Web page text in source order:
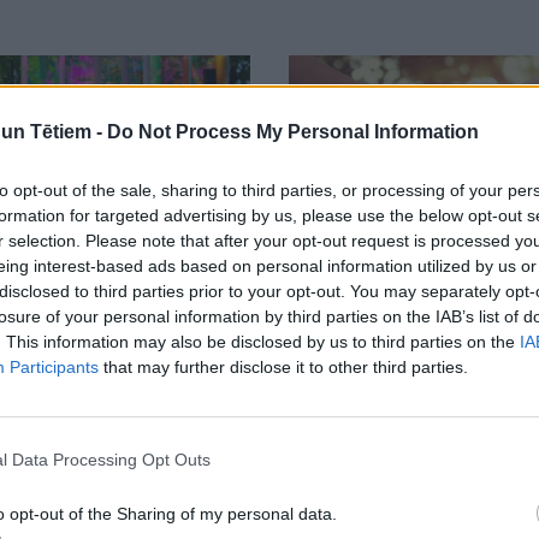
Tētiem - Do Not Process My Personal Information
opt-out of the sale, sharing to third parties, or processing of your
for targeted advertising by us, please use the below opt-out
selection. Please note that after your opt-out request is processed
interest-based ads based on personal information utilized by us
to third parties prior to your opt-out. You may separately
of your personal information by third parties on the IAB’s list of
This information may also be disclosed by us to third parties on the
Participants that may further disclose it to other third parties.
Data Processing Opt Outs
opt-out of the Sharing of my personal data.
LAMPA: kurš
gudrāks – mamma vai
21:20
"Plaukstu ekzēma": saruna ar
dermatoloģi Lāsmu
15.06.2023